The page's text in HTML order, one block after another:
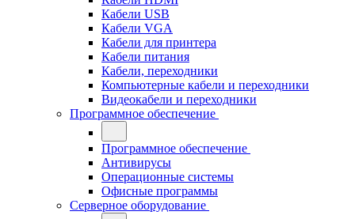
Кабели USB
Кабели VGA
Кабели для принтера
Кабели питания
Кабели, переходники
Компьютерные кабели и переходники
Видеокабели и переходники
Программное обеспечение
Программное обеспечение
Антивирусы
Операционные системы
Офисные программы
Серверное оборудование